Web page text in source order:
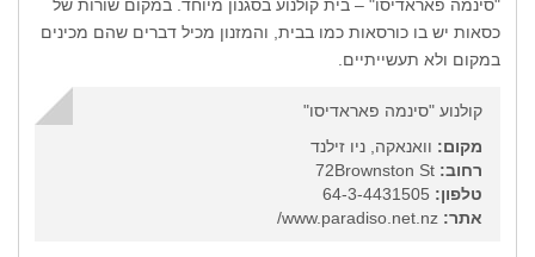
"סינמה פאראדיסו" – בית קולנוע בסגנון מיוחד. במקום שורות של
כסאות יש בו כורסאות כמו בבית, והמזנון מכיל דברים שהם מכינים
במקום ולא תעשייתיים.
קולנוע "סינמה פאראדיסו"
מקום: וואנאקה, ניו זילנד
רחוב:
טלפון:
אתר: